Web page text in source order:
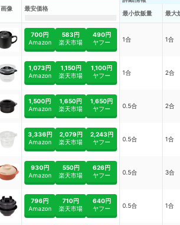
画像 最安価格
最小炊飯量
最大
700円
Amazon
583円
楽天市場
490円
ヤフー
1合 1合
1,073円
Amazon
1,150円
楽天市場
1,100円
ヤフー
1合 2合
1,500円
Amazon
1,650円
楽天市場
1,650円
ヤフー
0.5合 2合
3,336円
Amazon
2,079円
楽天市場
2,243円
ヤフー
0.5合 1合
930円
Amazon
550円
楽天市場
626円
ヤフー
0.5合 3合
796円
Amazon
710円
楽天市場
640円
ヤフー
0.5合 1合